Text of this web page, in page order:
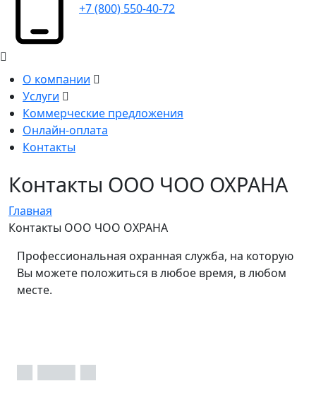
+7 (800) 550-40-72
О компании
Услуги
Коммерческие предложения
Онлайн-оплата
Контакты
Контакты ООО ЧОО ОХРАНА
Главная
Контакты ООО ЧОО ОХРАНА
Профессиональная охранная служба, на которую
Вы можете положиться в любое время, в любом
месте.